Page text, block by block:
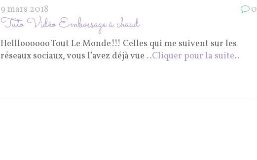
9 mars 2018 0
Tuto Vidéo Embossage à chaud
Hellloooooo Tout Le Monde!!! Celles qui me suivent sur les
réseaux sociaux, vous l’avez déjà vue ..Cliquer pour la suite..